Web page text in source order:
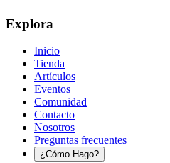
Explora
Inicio
Tienda
Artículos
Eventos
Comunidad
Contacto
Nosotros
Preguntas frecuentes
¿Cómo Hago?